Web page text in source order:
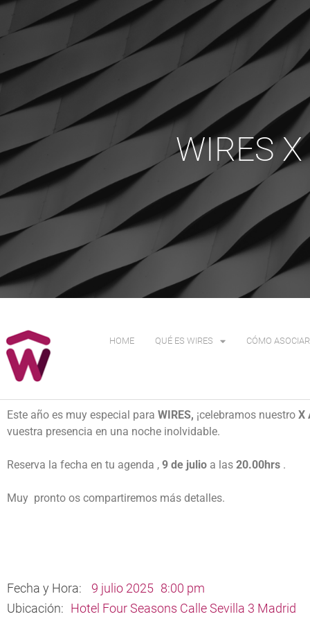
WIRES
HOME QUÉ ES WIRES CÓMO
Este año es muy especial para WIRES, ¡celebramos nuestro X
vuestra presencia en una noche inolvidable.
Reserva la fecha en tu agenda , 9 de julio a las 20.00hrs .
Muy pronto os compartiremos más detalles.
Fecha y Hora: 9 julio 2025 8:00 pm
Ubicación: Hotel Four Seasons Calle Sevilla 3 Madrid